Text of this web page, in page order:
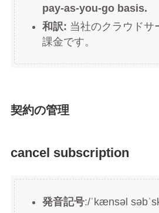
pay-as-you-go basis.
和訳: 当社のクラウドサ
課金です。
契約の管理
cancel subscription
発音記号:/ˈkænsəl